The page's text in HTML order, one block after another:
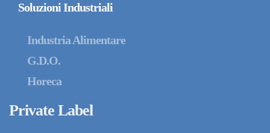
Soluzioni Industriali
Industria Alimentare
G.D.O.
Horeca
Private Label